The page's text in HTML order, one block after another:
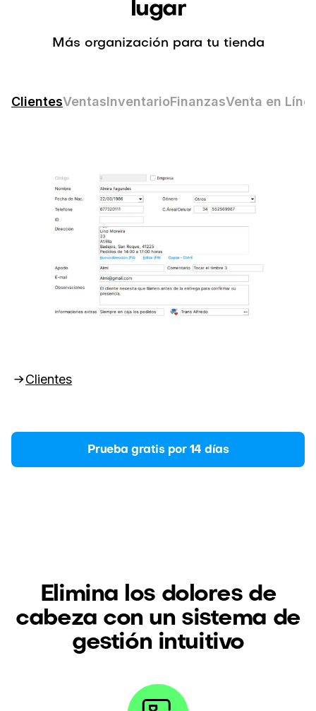
lugar
Más organización para tu tienda
ClientesVentasInventarioFinanzasVenta en
Clientes
Prueba gratis por 14 días
Elimina los dolores de
cabeza con un sistema de
gestión intuitivo